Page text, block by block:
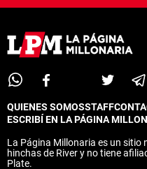
QUIENES SOMOSSTAFF
ESCRIBÍ EN LA PÁGINA
La Página Millonaria es un sitio
hinchas de River y no tiene
Plate.